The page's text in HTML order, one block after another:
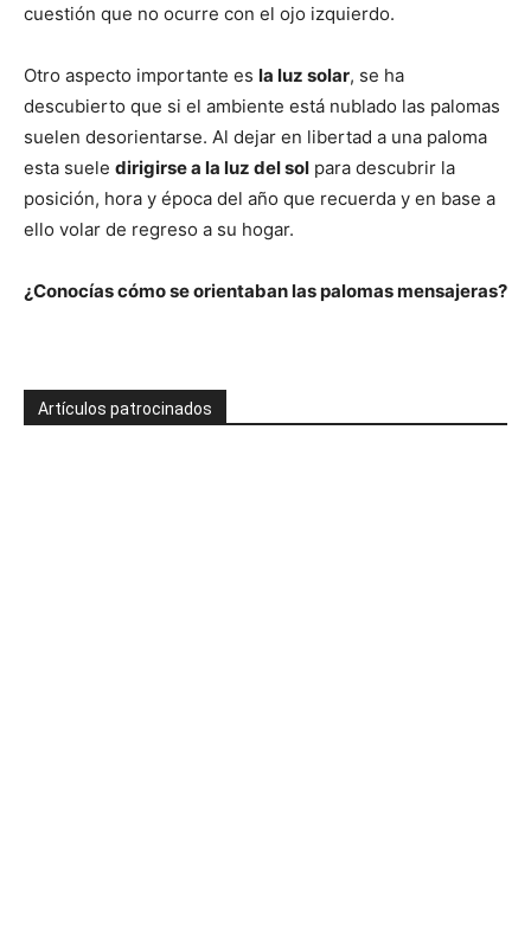
cuestión que no ocurre con el ojo izquierdo.
Otro aspecto importante es la luz solar, se ha
descubierto que si el ambiente está nublado las palomas
suelen desorientarse. Al dejar en libertad a una paloma
esta suele dirigirse a la luz del sol para descubrir la
posición, hora y época del año que recuerda y en base a
ello volar de regreso a su hogar.
¿Conocías cómo se orientaban las palomas mensajeras?
Artículos patrocinados